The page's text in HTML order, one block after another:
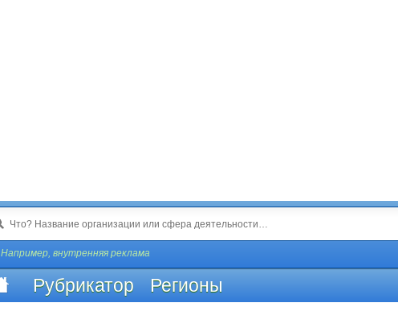
Например, внутренняя реклама
Рубрикатор Регионы